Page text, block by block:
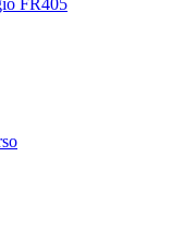
FR405